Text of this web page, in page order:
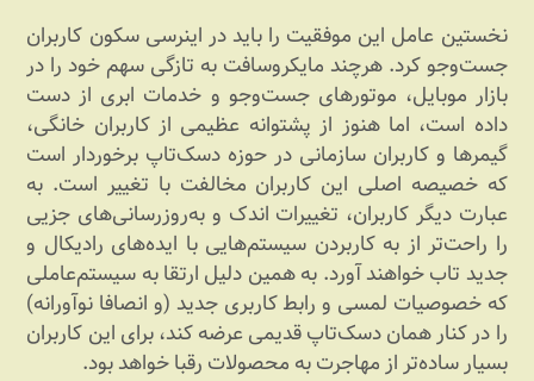
نخستین عامل این موفقیت را باید در اینرسی سکون کاربران
جست‌وجو کرد. هرچند مایکروسافت به تازگی سهم خود را در
بازار موبایل، موتورهای جست‌وجو و خدمات ابری از دست
داده است، اما هنوز از پشتوانه عظیمی از کاربران خانگی،
گیمرها و کاربران سازمانی در حوزه دسک‌تاپ برخوردار است
که خصیصه اصلی این کاربران مخالفت با تغییر است. به
عبارت دیگر کاربران، تغییرات اندک و به‌روزرسانی‌های جزیی
را راحت‌تر از به کاربردن سیستم‌هایی با ایده‌های رادیکال و
جدید تاب خواهند آورد. به همین دلیل ارتقا به سیستم‌عاملی
که خصوصیات لمسی و رابط کاربری جدید (و انصافا نوآورانه)
را در کنار همان دسک‌تاپ قدیمی عرضه کند، برای این کاربران
بسیار ساده‌تر از مهاجرت به محصولات رقبا خواهد بود.